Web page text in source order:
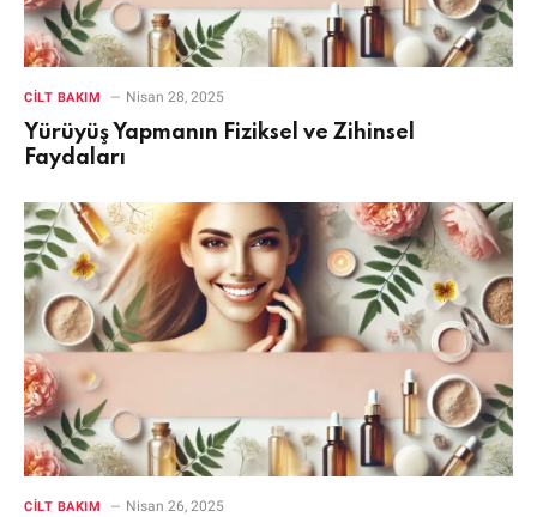
CILT BAKIM Nisan 28, 2025
Yürüyüş Yapmanın Fiziksel ve Zihinsel
Faydaları
CILT BAKIM Nisan 26, 2025